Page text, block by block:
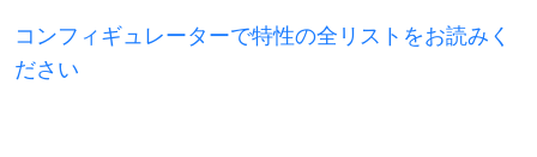
コンフィギュレーターで特性の全リストをお読みく
ださい